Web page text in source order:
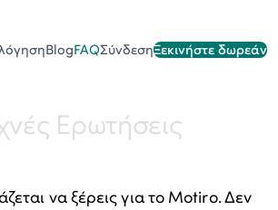
BlogFAQΣύνδεσηΞεκινήστε δωρεάν
Ερωτήσεις
να ξέρεις για το Motiro. Δεν